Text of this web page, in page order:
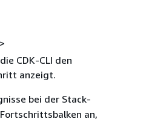
CDK-CLI den
anzeigt.
bei der Stack-
an,